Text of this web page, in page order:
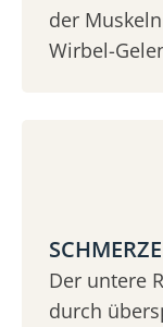
der
Wirbel-
Der untere
durch